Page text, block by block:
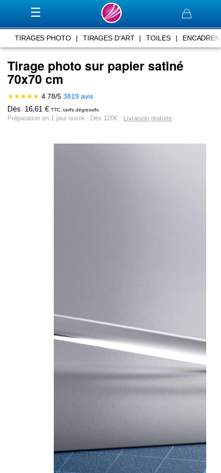
Panier
TIRAGES PHOTO | TIRAGES D'ART | TOILES |
Tirage photo sur papier satiné
70x70 cm
★★★★★ 4.78/5 3819 avis
Dès 16,61 € TTC, tarifs dégressifs
Préparation en 1 jour ouvré ∙ Dès 120€ : Livraison gratuite